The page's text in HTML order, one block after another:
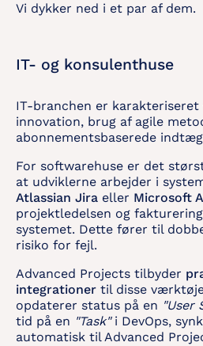
Vi dykker ned i et par af dem.
IT- og konsulenthuse
IT-branchen er karakteriseret
innovation, brug af agile
abonnementsbaserede
For softwarehuse er det
at udviklerne arbejder i
Atlassian Jira eller Microsoft
projektledelsen og
systemet. Dette fører til
risiko for fejl.
Advanced Projects tilbyder
integrationer til disse
opdaterer status på en "User
tid på en "Task"i DevOps,
automatisk til Advanced